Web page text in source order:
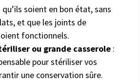
soient en bon état, sans
et que les joints de
fonctionnels.
ou grande casserole :
pour stériliser vos
une conservation sûre.